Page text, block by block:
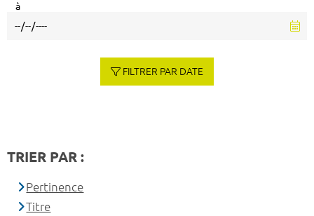
à
FILTRER PAR DATE
TRIER PAR :
Pertinence
Titre